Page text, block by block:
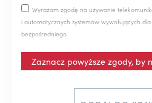
Wyrażam zgodę na używanie
i automatycznych systemów wywołujących
bezpośredniego.
Zaznacz powyższe zgody, by